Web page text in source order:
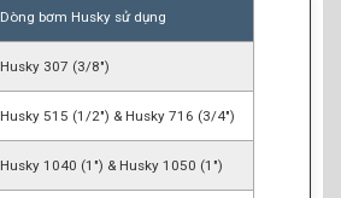
Dòng bơm Husky sử dụng
Husky 307 (3/8″)
Husky 515 (1/2″) & Husky 716 (3/4″)
Husky 1040 (1″) & Husky 1050 (1″)